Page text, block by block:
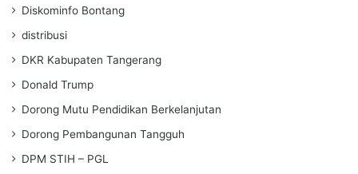
Diskominfo Bontang
distribusi
DKR Kabupaten Tangerang
Donald Trump
Dorong Mutu Pendidikan Berkelanjutan
Dorong Pembangunan Tangguh
DPM STIH – PGL